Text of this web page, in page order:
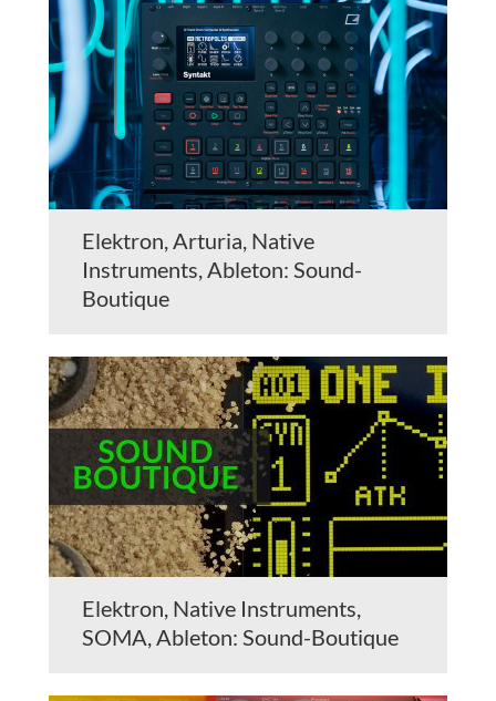
Elektron, Arturia, Native
Instruments, Ableton: Sound-
Boutique
Elektron, Native Instruments,
SOMA, Ableton: Sound-Boutique